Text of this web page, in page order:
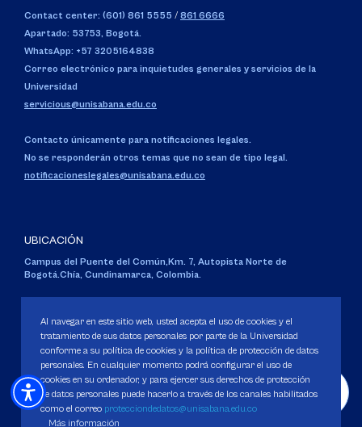
Contact center: (601) 861 5555 / 861 6666
Apartado: 53753, Bogotá.
WhatsApp: +57 3205164838
Correo electrónico para inquietudes generales y servicios de la
Universidad
servicious@unisabana.edu.co
Contacto únicamente para notificaciones legales.
No se responderán otros temas que no sean de tipo legal.
notificacioneslegales@unisabana.edu.co
UBICACIÓN
Campus del Puente del Común, Km. 7, Autopista Norte de
Bogotá.Chía, Cundinamarca, Colombia.
Personería Jurídica:Resolución 130 del 14 de enero de 1980.
Ministerio de Educación Nacional.
Política de Protección de datos
Al navegar en este sitio web, usted acepta el uso de cookies y el
tratamiento de sus datos personales por parte de la Universidad
conforme a su política de cookies y la política de protección de datos
personales. En cualquier momento podrá configurar el uso de
cookies en su ordenador, y para ejercer sus derechos de protección
de datos personales puede hacerlo a través de los canales habilitados
como el correo protecciondedatos@unisabana.edu.co
Más información